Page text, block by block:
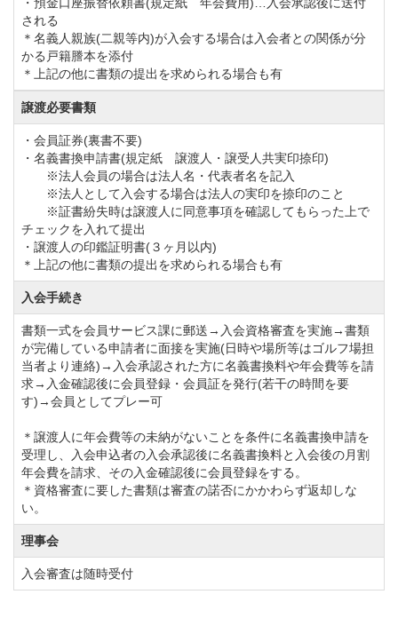
・預金口座振替依頼書(規定紙 年会費用)…入会承認後に送付
される
＊名義人親族(二親等内)が入会する場合は入会者との関係が分
かる戸籍謄本を添付
＊上記の他に書類の提出を求められる場合も有
譲渡必要書類
・会員証券(裏書不要)
・名義書換申請書(規定紙 譲渡人・譲受人共実印捺印)
※法人会員の場合は法人名・代表者名を記入
※法人として入会する場合は法人の実印を捺印のこと
※証書紛失時は譲渡人に同意事項を確認してもらった上で
チェックを入れて提出
・譲渡人の印鑑証明書(３ヶ月以内)
＊上記の他に書類の提出を求められる場合も有
入会手続き
書類一式を会員サービス課に郵送→入会資格審査を実施→書類
が完備している申請者に面接を実施(日時や場所等はゴルフ場担
当者より連絡)→入会承認された方に名義書換料や年会費等を請
求→入金確認後に会員登録・会員証を発行(若干の時間を要
す)→会員としてプレー可
＊譲渡人に年会費等の未納がないことを条件に名義書換申請を
受理し、入会申込者の入会承認後に名義書換料と入会後の月割
年会費を請求、その入金確認後に会員登録をする。
＊資格審査に要した書類は審査の諾否にかかわらず返却しな
い。
理事会
入会審査は随時受付